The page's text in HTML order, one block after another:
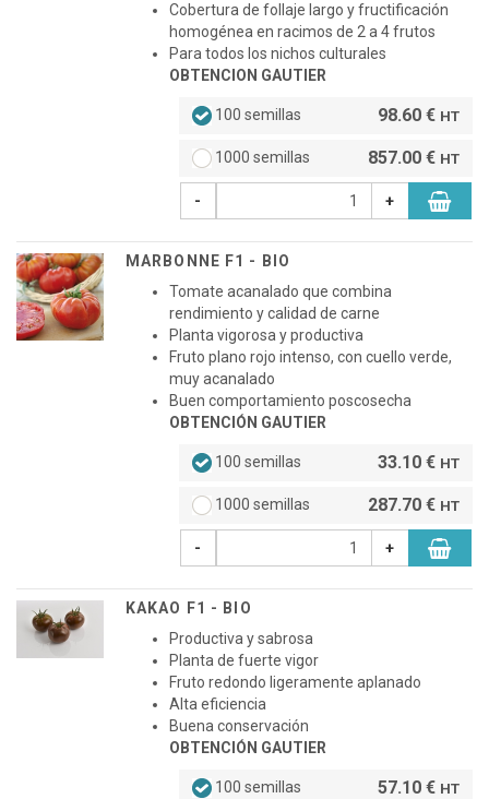
Cobertura de follaje largo y fructificación
homogénea en racimos de 2 a 4 frutos
Para todos los nichos culturales
OBTENCION GAUTIER
100 semillas 98.60 € HT
1000 semillas 857.00 € HT
- +
MARBONNE F1 - BIO
Tomate acanalado que combina
rendimiento y calidad de carne
Planta vigorosa y productiva
Fruto plano rojo intenso, con cuello verde,
muy acanalado
Buen comportamiento poscosecha
OBTENCIÓN GAUTIER
100 semillas 33.10 € HT
1000 semillas 287.70 € HT
- +
KAKAO F1 - BIO
Productiva y sabrosa
Planta de fuerte vigor
Fruto redondo ligeramente aplanado
Alta eficiencia
Buena conservación
OBTENCIÓN GAUTIER
100 semillas 57.10 € HT